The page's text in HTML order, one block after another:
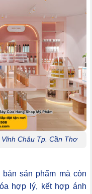
Châu Tp. Cần Thơ
sản phẩm mà còn
hợp lý, kết hợp ánh